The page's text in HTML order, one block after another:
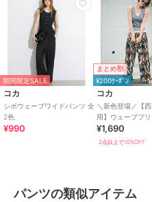
ツイージーパンツ 全2色
¥1,989
2点以上で10%OFF
全2色1,989
2点以上で
2点以上で10%OFF
期間限定SALE
¥200ｸｰﾎﾟﾝ
コカ
全2色
2点以上で
モデル：150cm/170cm/175cm
ブランド コカ
ショップ コカ
すべてのパン
レディース
すべてのパン
素材
ポリエステ
期間限定SALE
コカ
シボウェーブワイドパンツ 全
2色
¥990
まとめ割
¥200ｸｰﾎﾟﾝ
コカ
＼新色登場／【
用】ウェーブプリ
全12色 / セルフカ
¥1,690
2点以上で10%OFF
パンツの類似アイテム